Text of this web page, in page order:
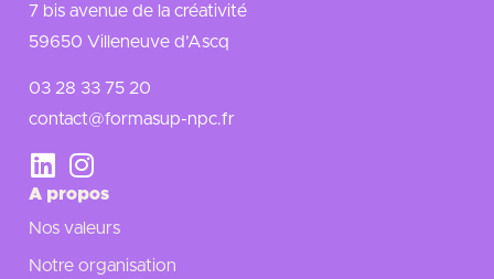
7 bis avenue de la créativité
59650 Villeneuve d’Ascq
03 28 33 75 20
contact@formasup-npc.fr
A propos
Nos valeurs
Notre organisation